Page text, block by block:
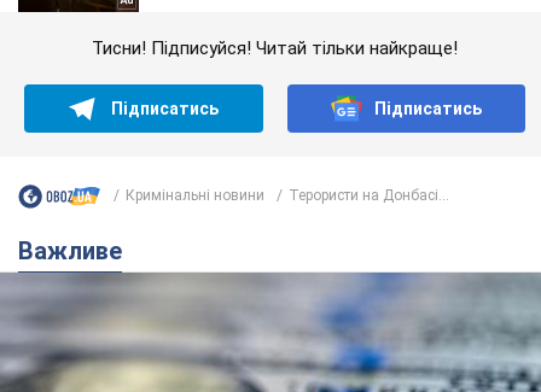
Тисни! Підписуйся! Читай тільки найкраще!
Підписатись Підписатись
Кримінальні новини Терористи на Донбасі...
Важливе